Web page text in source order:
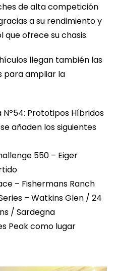
de alta competición
a su rendimiento y
ofrece su chasis.
llegan también las
para ampliar la
Nº54: Prototipos Híbridos
añaden los siguientes
550 – Eiger
– Fishermans Ranch
– Watkins Glen / 24
/ Sardegna
Peak como lugar